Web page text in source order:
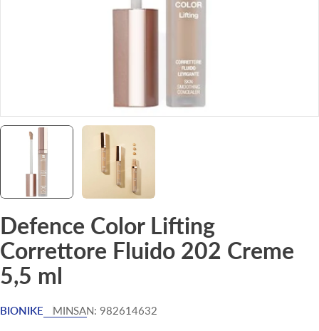
Defence Color Lifting
Correttore Fluido 202 Creme
5,5 ml
BIONIKE MINSAN: 982614632